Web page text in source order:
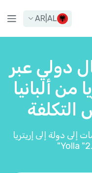
AL
AR
دولي عبر
من ألبانيا
المكالمات إلى دولة إلى إريتريا